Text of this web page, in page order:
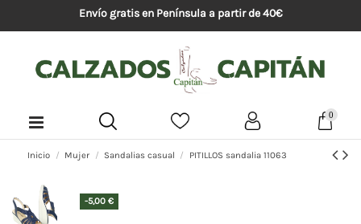
Envío gratis en Península a partir de 40€
0
Inicio Mujer Sandalias casual PITILLOS sandalia 11063
-5,00 €